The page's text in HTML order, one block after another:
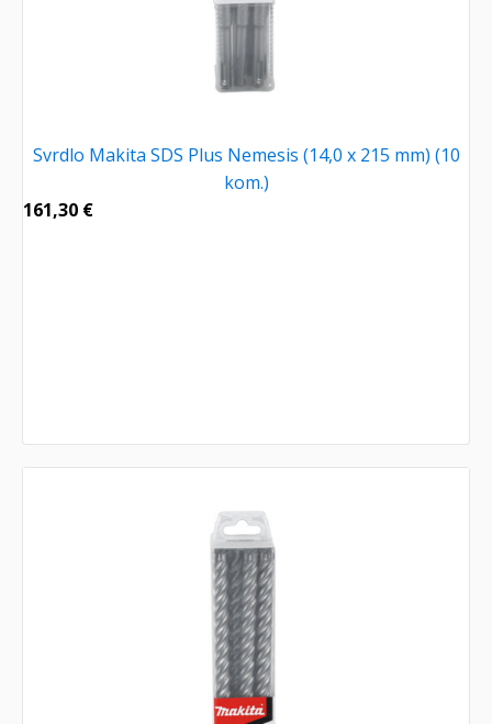
Svrdlo Makita SDS Plus Nemesis (14,0 x 215 mm) (10
kom.)
161,30 €